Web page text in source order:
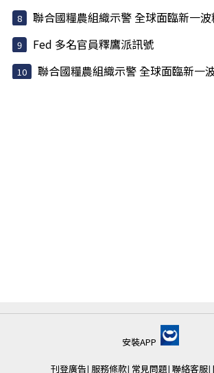
聯合國糧農組織示警 全球面臨新一
Fed 多名官員釋鷹派訊號
聯合國糧農組織示警 全球面臨新一
安裝APP
刊登廣告| 服務條款| 常見問題| 聯絡客服|